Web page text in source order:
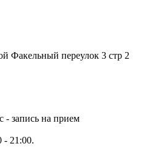
Факельный переулок 3 стр 2
21:00.